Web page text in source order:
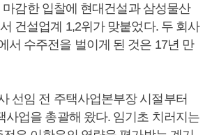
마감한 입찰에 현대건설과 삼성물산
건설업계 1,2위가 맞붙었다. 두 회사
서 수주전을 벌이게 된 것은 17년 만
선임 전 주택사업본부장 시절부터
사업을 총괄해 왔다. 임기초 치러지는